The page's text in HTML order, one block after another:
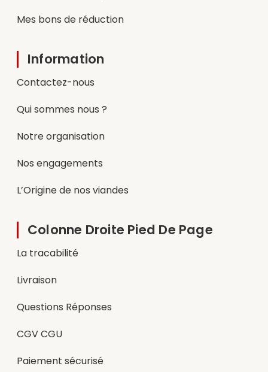
Mes bons de réduction
Information
Contactez-nous
Qui sommes nous ?
Notre organisation
Nos engagements
L’Origine de nos viandes
Colonne Droite Pied De Page
La tracabilité
Livraison
Questions Réponses
CGV CGU
Paiement sécurisé